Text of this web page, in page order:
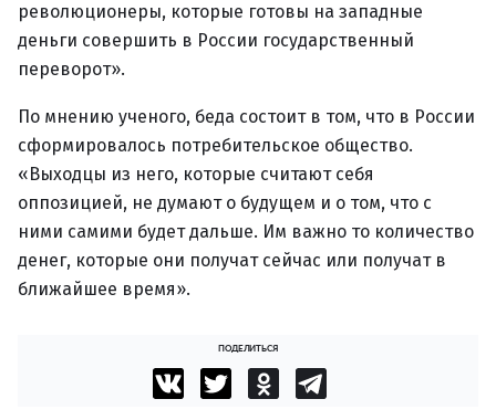
революционеры, которые готовы на западные
деньги совершить в России государственный
переворот».
По мнению ученого, беда состоит в том, что в России
сформировалось потребительское общество.
«Выходцы из него, которые считают себя
оппозицией, не думают о будущем и о том, что с
ними самими будет дальше. Им важно то количество
денег, которые они получат сейчас или получат в
ближайшее время».
ПОДЕЛИТЬСЯ